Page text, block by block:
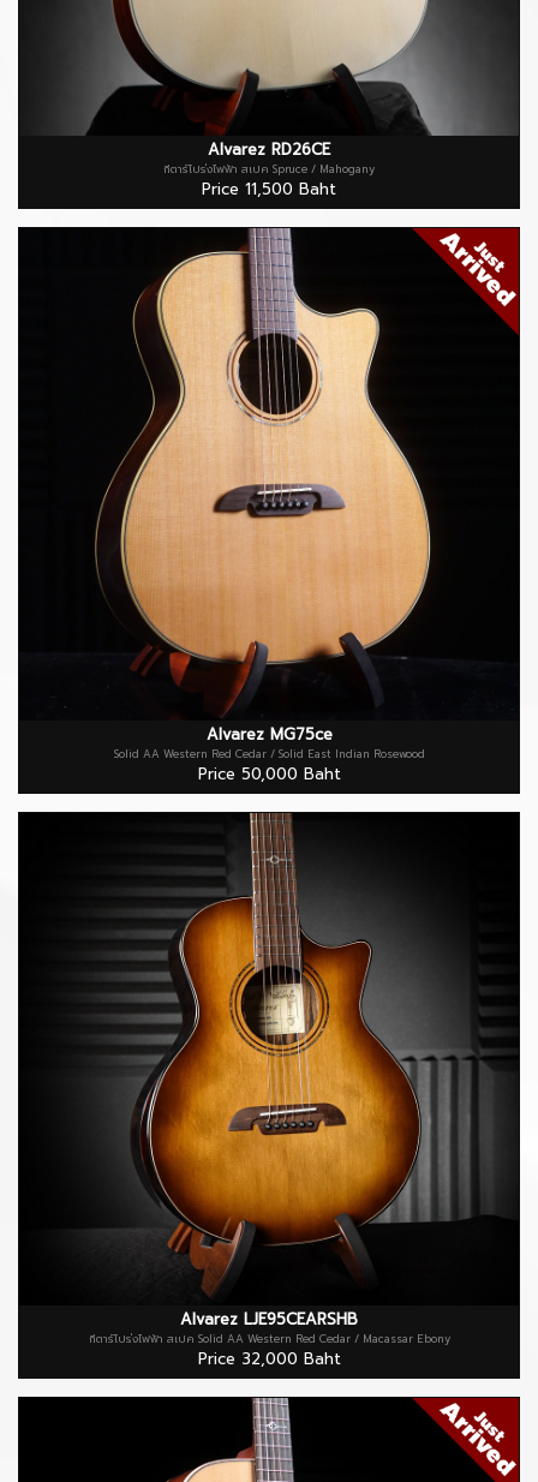
Alvarez RD26CE
กีตาร์โปร่งไฟฟ้า สเปค Spruce / Mahogany
Price 11,500 Baht
Alvarez MG75ce
Solid AA Western Red Cedar / Solid East Indian Rosewood
Price 50,000 Baht
Alvarez LJE95CEARSHB
กีตาร์โปร่งไฟฟ้า สเปค Solid AA Western Red Cedar / Macassar Ebony
Price 32,000 Baht